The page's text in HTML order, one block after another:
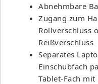
Abnehmbare
Zugang zum
Rollverschluss
Reißverschluss
Separates
Einschubfach
Tablet-Fach mit